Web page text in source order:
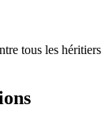
tous les héritiers